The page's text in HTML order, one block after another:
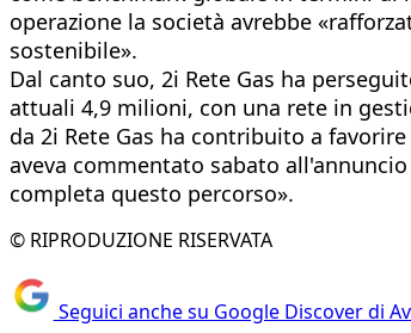
operazione la società avrebbe
sostenibile».
Dal canto suo, 2i Rete Gas ha
attuali 4,9 milioni, con una rete in
da 2i Rete Gas ha contribuito a
aveva commentato sabato
completa questo percorso».
© RIPRODUZIONE RISERVATA
Seguici anche su Google Discover di